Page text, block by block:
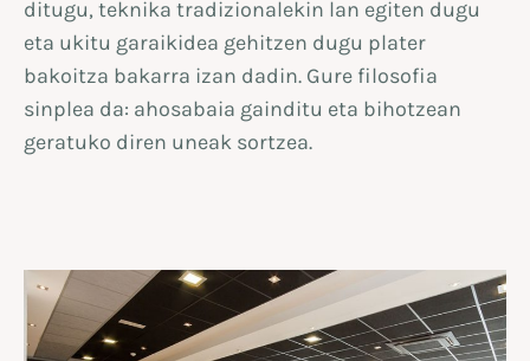
ditugu, teknika tradizionalekin lan egiten dugu
eta ukitu garaikidea gehitzen dugu plater
bakoitza bakarra izan dadin. Gure filosofia
sinplea da: ahosabaia gainditu eta bihotzean
geratuko diren uneak sortzea.